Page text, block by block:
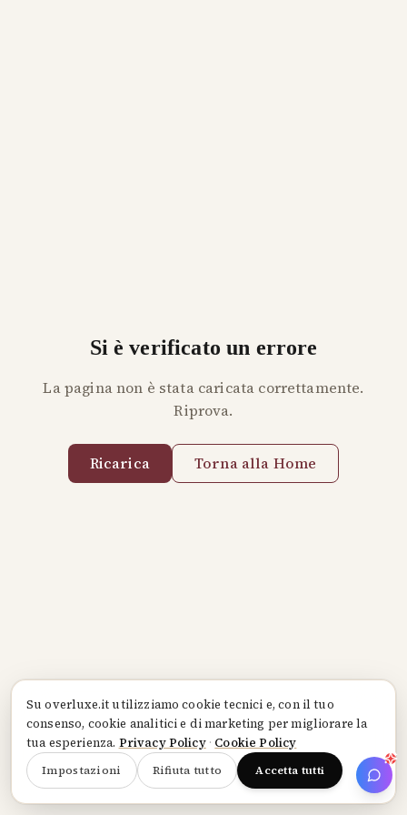
Suoverluxe.itutilizziamo cookie tecnici e, con il tuo
consenso, cookie analitici e di marketing per migliorare la
tua esperienza. Privacy Policy· Cookie Policy
Impostazioni Rifiuta tutto Accetta tutti
Si è verificato un errore
La pagina non è stata caricata correttamente.
Riprova.
Ricarica Torna alla Home